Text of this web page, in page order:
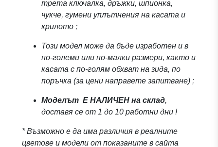
трета ключалка, дръжки, шпионка,
чукче, гумени уплътнения на касата и
крилото ;
Този модел може да бъде изработен и в
по-големи или по-малки размери, както и
касата с по-голям обхват на зида, по
поръчка (за цени направете запитване) ;
Моделът Е НАЛИЧЕН на склад,
доставя се от 1 до 10 работни дни !
* Възможно е да има различия в реалните
цветове и модели от показаните в сайта